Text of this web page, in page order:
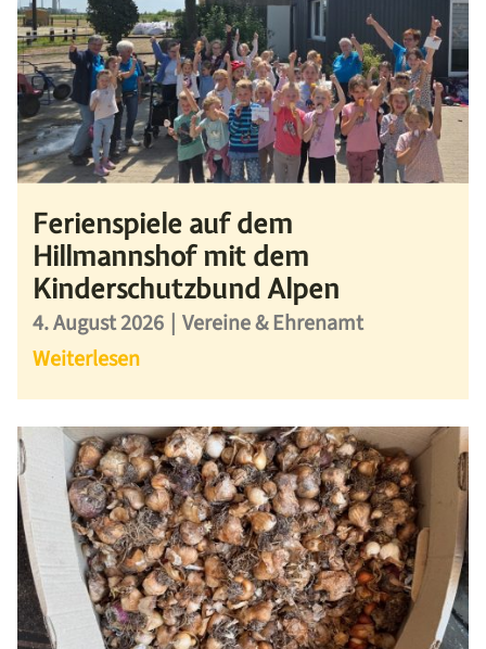
Ferienspiele auf dem
Hillmannshof mit dem
Kinderschutzbund Alpen
4. August 2026 | Vereine & Ehrenamt
Weiterlesen